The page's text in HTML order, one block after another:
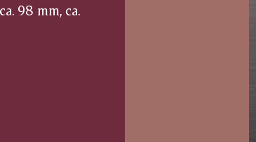
98 mm, ca.